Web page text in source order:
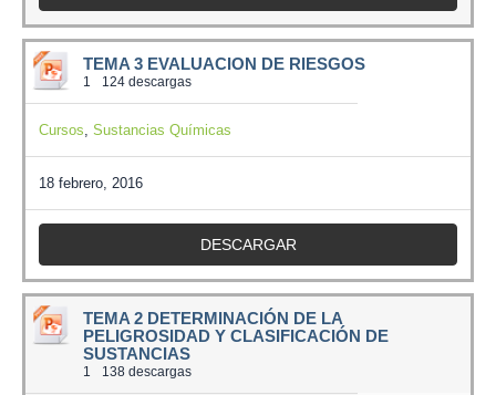
TEMA 3 EVALUACION DE RIESGOS
1 124 descargas
Cursos, Sustancias Químicas
18 febrero, 2016
DESCARGAR
TEMA 2 DETERMINACIÓN DE LA
PELIGROSIDAD Y CLASIFICACIÓN DE
SUSTANCIAS
1 138 descargas